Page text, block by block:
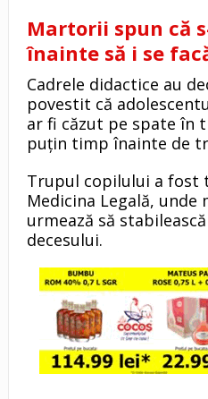
Martorii spun că
înainte să i se
Cadrele didactice au
povestit că
ar fi căzut pe spate în
puțin timp înainte de
Trupul copilului a fost
Medicina Legală, unde
urmează să
decesului.